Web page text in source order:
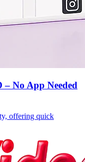
No App Needed
offering quick